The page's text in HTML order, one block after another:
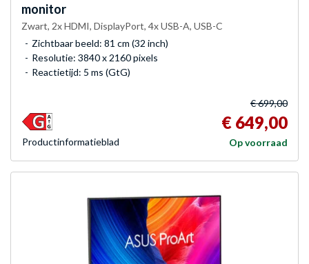
monitor
Zwart, 2x HDMI, DisplayPort, 4x USB-A, USB-C
Zichtbaar beeld: 81 cm (32 inch)
Resolutie: 3840 x 2160 pixels
Reactietijd: 5 ms (GtG)
€ 699,00
€ 649,00
Op voorraad
Product­informatieblad